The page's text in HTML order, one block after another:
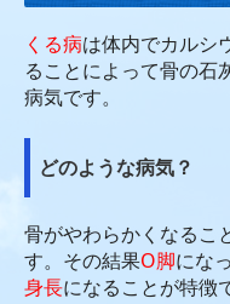
ライソゾーム病
シルバーウィン
メディア掲載
その他
くる病は体内でカルシ
ることによって骨の石
病気です。
どのような病気？
骨がやわらかくなるこ
す。その結果O脚にな
身長になることが特徴